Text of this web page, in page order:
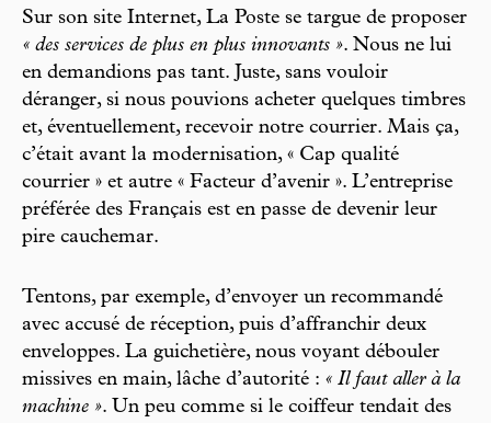
Sur son site Internet, La Poste se targue de proposer
« des services de plus en plus innovants ». Nous ne lui
en demandions pas tant. Juste, sans vouloir
déranger, si nous pouvions acheter quelques timbres
et, éventuellement, recevoir notre courrier. Mais ça,
c’était avant la modernisation, « Cap qualité
courrier » et autre « Facteur d’avenir ». L’entreprise
préférée des Français est en passe de devenir leur
pire cauchemar.
Tentons, par exemple, d’envoyer un recommandé
avec accusé de réception, puis d’affranchir deux
enveloppes. La guichetière, nous voyant débouler
missives en main, lâche d’autorité : « Il faut aller à la
machine ». Un peu comme si le coiffeur tendait des